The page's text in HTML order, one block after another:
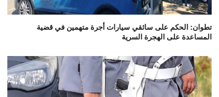
تطوان: الحكم على سائقي سيارات أجرة متهمين في قضية
المساعدة على الهجرة السرية